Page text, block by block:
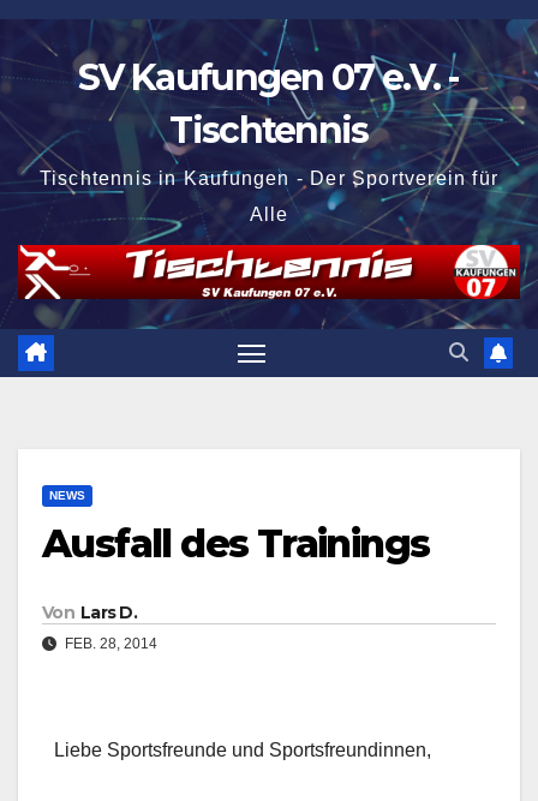
Zum
Inhalt
springen
SV Kaufungen 07 e.V. -
Tischtennis
Tischtennis in Kaufungen - Der Sportverein für
Alle
NEWS
Ausfall des Trainings
Von Lars D.
FEB. 28, 2014
Liebe Sportsfreunde und Sportsfreundinnen,